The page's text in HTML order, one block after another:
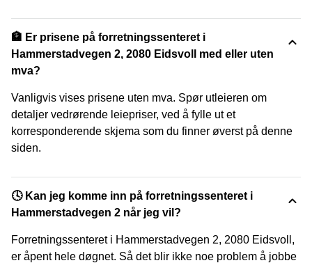
🏦 Er prisene på forretningssenteret i
Hammerstadvegen 2, 2080 Eidsvoll med eller uten
mva?
Vanligvis vises prisene uten mva. Spør utleieren om
detaljer vedrørende leiepriser, ved å fylle ut et
korresponderende skjema som du finner øverst på denne
siden.
🕓 Kan jeg komme inn på forretningssenteret i
Hammerstadvegen 2 når jeg vil?
Forretningssenteret i Hammerstadvegen 2, 2080 Eidsvoll,
er åpent hele døgnet. Så det blir ikke noe problem å jobbe